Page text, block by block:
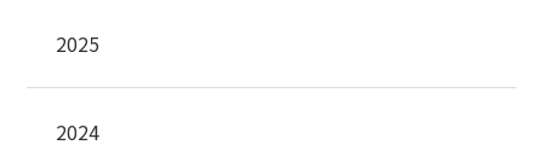
2025
2024